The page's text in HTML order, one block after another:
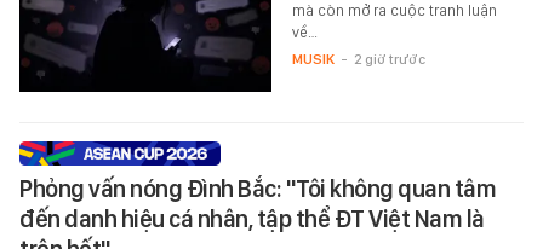
mà còn mở ra cuộc tranh luận
về…
MUSIK - 2 giờ trước
Phỏng vấn nóng Đình Bắc: "Tôi không quan tâm
đến danh hiệu cá nhân, tập thể ĐT Việt Nam là